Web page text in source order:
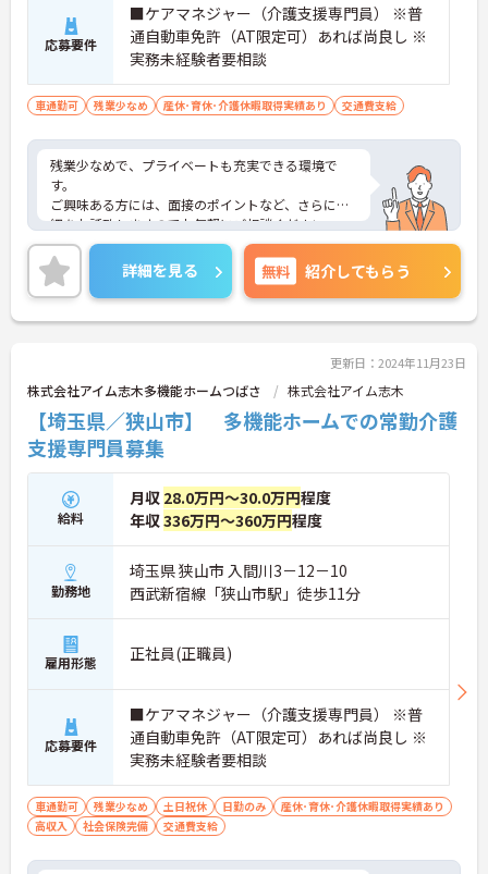
応募要件
■ケアマネジャー（介護支援専門員） ※普
通自動車免許（AT限定可）あれば尚良し ※
実務未経験者要相談
車通勤可 残業少なめ 産休･育休･介護休暇取得実績あり 交通費支給
残業少なめで、プライベートも充実できる環境で
す。
ご興味ある方には、面接のポイントなど、さらに詳
細をお話致しますのでお気軽にご相談ください。
詳細を見る 無料 紹介してもらう
更新日：2024年11月23日
株式会社アイム志木多機能ホームつばさ 株式会社アイム志木
【埼玉県／狭山市】 多機能ホームでの常勤介護
支援専門員募集
給料
月収 28.0万円～30.0万円程度
年収336万円～360万円程度
勤務地
埼玉県 狭山市 入間川3－12－10
西武新宿線「狭山市駅」徒歩11分
雇用形態 正社員(正職員)
応募要件
■ケアマネジャー（介護支援専門員） ※普
通自動車免許（AT限定可）あれば尚良し ※
実務未経験者要相談
車通勤可 残業少なめ 土日祝休 日勤のみ
産休･育休･介護休暇取得実績あり
高収入
社会保険完備 交通費支給